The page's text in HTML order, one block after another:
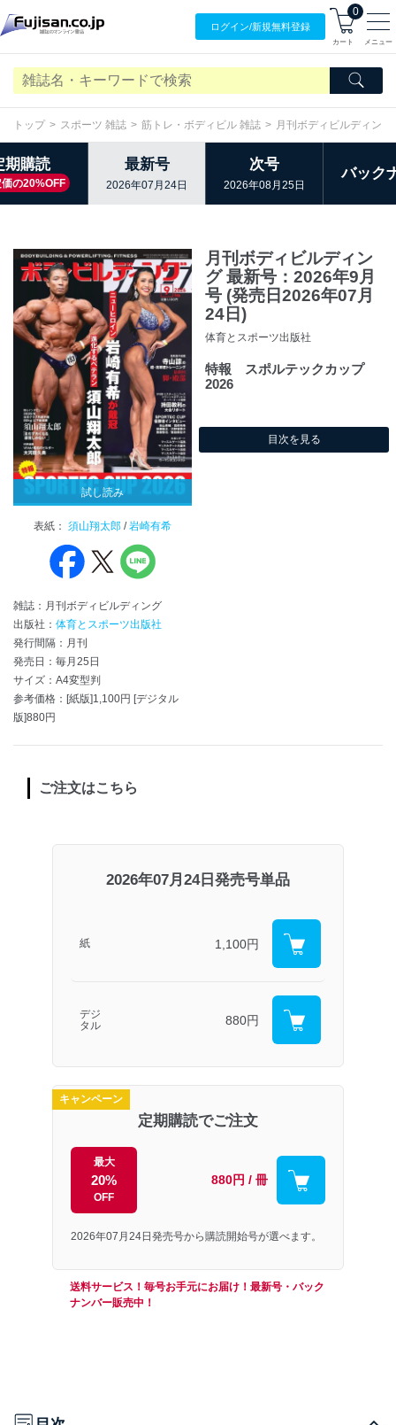
ログイン/新規無料登録
0
カート メニュー
トップ スポーツ 雑誌 筋トレ・ボディビル 雑誌 月刊ボディビルディング
期購読
の20%OFF
最新号
2026年07月24日
次号
2026年08月25日
バック
試し読み
表紙： 須山翔太郎 /岩崎有希
雑誌：月刊ボディビルディング
出版社： 体育とスポーツ出版社
発行間隔：月刊
発売日：毎月25日
サイズ：A4変型判
参考価格：[紙版]1,100円 [デジタル
版]880円
月刊ボディビルディン
グ 最新号：2026年9月
号 (発売日2026年07月
24日)
体育とスポーツ出版社
特報 スポルテックカップ
2026
目次を見る
ご注文はこちら
2026年07月24日発売号単品
紙 1,100円
デジ
タル
880円
キャンペーン
定期購読でご注文
最大
20%
OFF
880円 / 冊
2026年07月24日発売号から購読開始号が選べます。
送料サービス！毎号お手元にお届け！最新号・バック
ナンバー販売中！